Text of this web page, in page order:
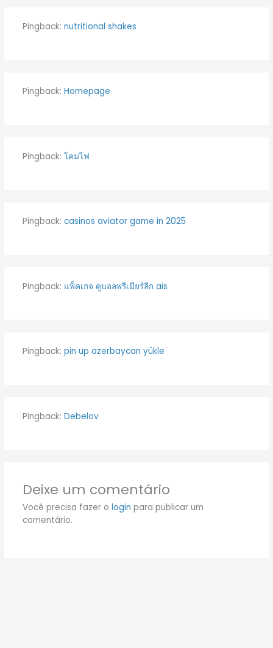
Pingback: nutritional shakes
Pingback: Homepage
Pingback: โคมไฟ
Pingback: casinos aviator game in 2025
Pingback: แพ็คเกจ ดูบอลพรีเมียร์ลีก ais
Pingback: pin up azerbaycan yükle
Pingback: Debelov
Deixe um comentário
Você precisa fazer o login para publicar um
comentário.